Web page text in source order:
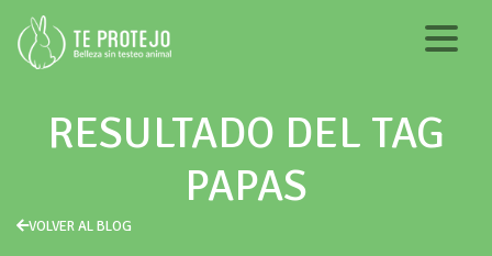
RESULTADO DEL TAG
PAPAS
VOLVER AL BLOG